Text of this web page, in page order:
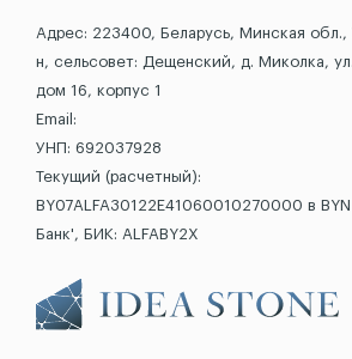
Адрес: 223400, Беларусь, Минская обл.,
н, сельсовет: Дещенский, д. Миколка,
дом 16, корпус 1
Email:
УНП: 692037928
Текущий (расчетный):
BY07ALFA30122E41060010270000 в
Банк', БИК: ALFABY2X